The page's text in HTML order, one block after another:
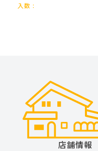
入数 :
店舗情報